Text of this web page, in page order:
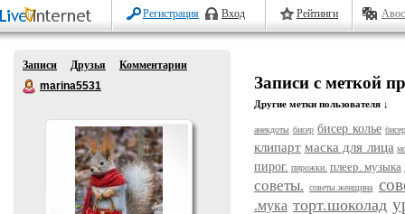
Регистрация Вход Рейтинги
Записи Друзья
Комментарии
marina5531
Записи с меткой
Другие метки пользователя ↓
анекдоты бисер бисер колье
клипарт маска для лица
пирог. пирожки. плеер. музыка
советы. советы.женщина
.мука торт.шоколад